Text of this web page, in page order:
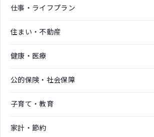
仕事・ライフプラン
住まい・不動産
健康・医療
公的保険・社会保障
子育て・教育
家計・節約